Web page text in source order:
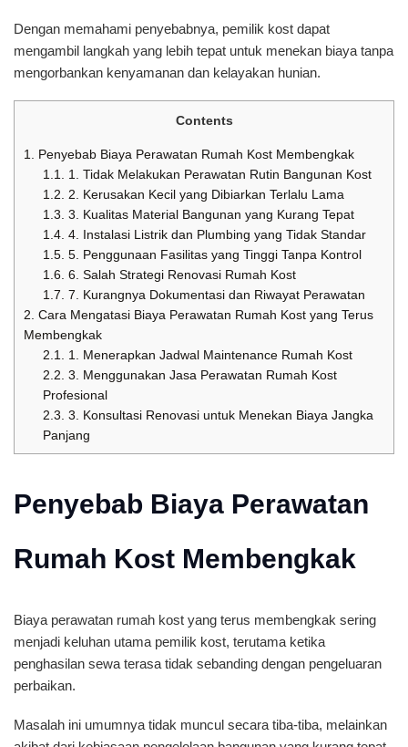
Dengan memahami penyebabnya, pemilik kost dapat
mengambil langkah yang lebih tepat untuk menekan biaya tanpa
mengorbankan kenyamanan dan kelayakan hunian.
Contents
1.
Penyebab Biaya Perawatan Rumah Kost Membengkak
1.1.
1. Tidak Melakukan Perawatan Rutin Bangunan Kost
1.2.
2. Kerusakan Kecil yang Dibiarkan Terlalu Lama
1.3. 3. Kualitas Material Bangunan yang Kurang Tepat
1.4. 4. Instalasi Listrik dan Plumbing yang Tidak Standar
1.5. 5. Penggunaan Fasilitas yang Tinggi Tanpa Kontrol
1.6. 6. Salah Strategi Renovasi Rumah Kost
1.7. 7. Kurangnya Dokumentasi dan Riwayat Perawatan
2. Cara Mengatasi Biaya Perawatan Rumah Kost yang Terus
Membengkak
2.1.
1. Menerapkan Jadwal Maintenance Rumah Kost
2.2. 3. Menggunakan Jasa Perawatan Rumah Kost
Profesional
2.3. 3. Konsultasi Renovasi untuk Menekan Biaya Jangka
Panjang
Penyebab Biaya Perawatan
Rumah Kost Membengkak
Biaya perawatan rumah kost yang terus membengkak sering
menjadi keluhan utama pemilik kost, terutama ketika
penghasilan sewa terasa tidak sebanding dengan pengeluaran
perbaikan.
Masalah ini umumnya tidak muncul secara tiba-tiba, melainkan